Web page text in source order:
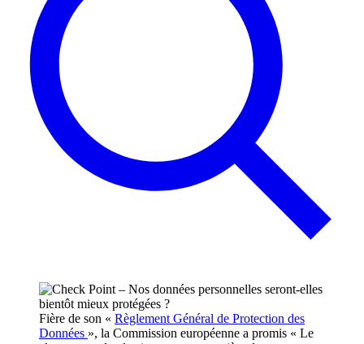
Fière de son « Règlement Général de Protection des
Données », la Commission européenne a promis « Le